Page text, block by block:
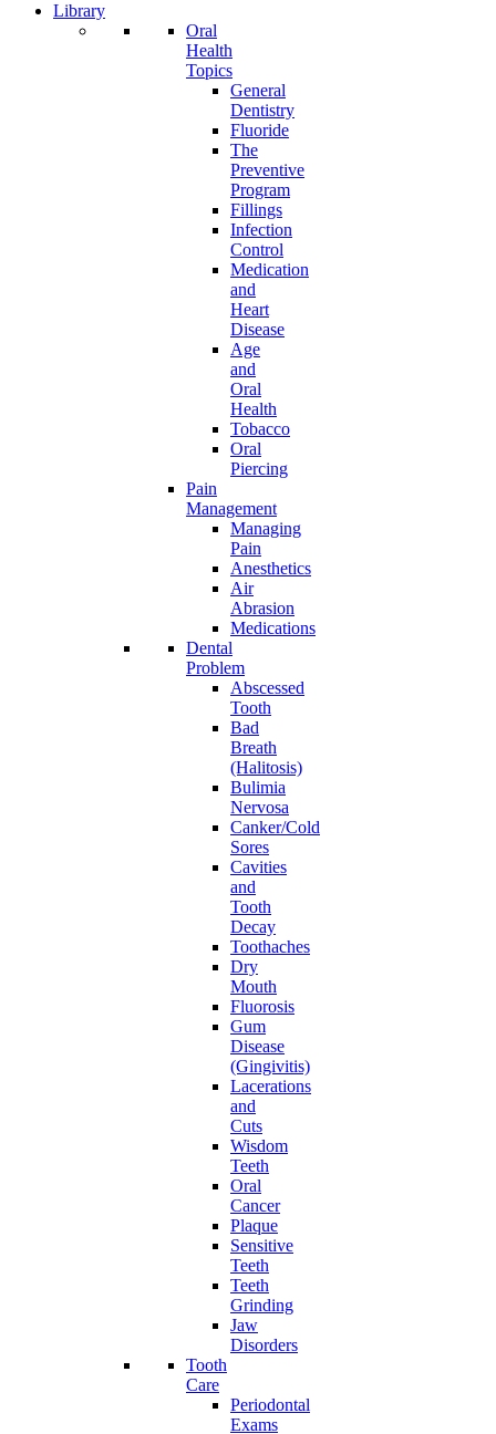
Library
Oral
Health
Topics
General
Dentistry
Fluoride
The
Preventive
Program
Fillings
Infection
Control
Medication
and
Heart
Disease
Age
and
Oral
Health
Tobacco
Oral
Piercing
Pain
Management
Managing
Pain
Anesthetics
Air
Abrasion
Medications
Dental
Problem
Abscessed
Tooth
Bad
Breath
(Halitosis)
Bulimia
Nervosa
Canker/Cold
Sores
Cavities
and
Tooth
Decay
Toothaches
Dry
Mouth
Fluorosis
Gum
Disease
(Gingivitis)
Lacerations
and
Cuts
Wisdom
Teeth
Oral
Cancer
Plaque
Sensitive
Teeth
Teeth
Grinding
Jaw
Disorders
Tooth
Care
Periodontal
Exams